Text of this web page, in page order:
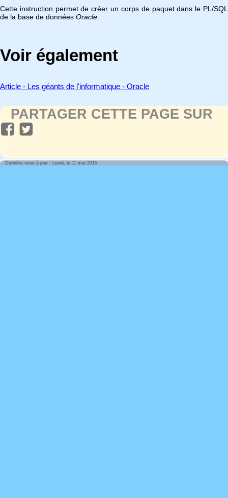
Cette instruction permet de créer un corps de paquet dans le PL/SQL
de la base de données Oracle
Voir également
Article - Les géants de l'informatique - Oracle
PARTAGER CETTE PAGE SUR
Dernière mise à jour : Lundi, le 11 mai 2015